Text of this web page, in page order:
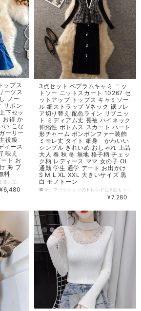
ップス
ーツス
ノー
リボン
下セッ
お得 か
い こな
ーリー
役級
ィース
映え
ト お
海 プ
料
¥6,480
3点セット ペプラムキャミ ニッ
トソー ニットスカート 10267 セ
ットアップ トップス キャミソー
ル 細ストラップ Vネック 裾フレ
ア切り替え 配色ライン リブニッ
ト ミディアム丈 長袖 ハイネック
伸縮性 ボトムス スカート ハート
形チャーム ポンポンファー装飾
ミモレ丈 タイト 細身 かわいい
シンプル きれいめ おしゃれ 上品
大人 春 秋 冬 無地 格子柄 チェッ
ク柄 レディース ママ 女の子 OL
通勤 学生 通学 デート お出かけ
S M L XL XXL 大きいサイズ 黒
白 モノトーン
¥7,280